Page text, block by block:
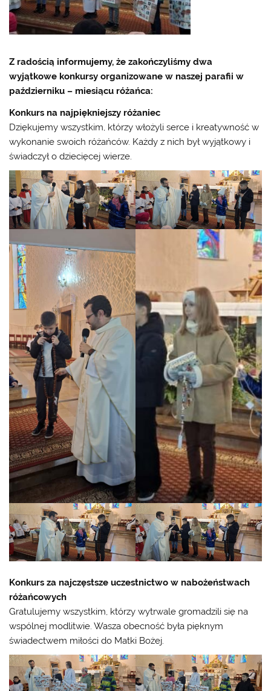
Z radością informujemy, że zakończyliśmy dwa
wyjątkowe konkursy organizowane w naszej parafii w
październiku – miesiącu różańca:
Konkurs na najpiękniejszy różaniec
Dziękujemy wszystkim, którzy włożyli serce i kreatywność w
wykonanie swoich różańców. Każdy z nich był wyjątkowy i
świadczył o dziecięcej wierze.
Konkurs za najczęstsze uczestnictwo w nabożeństwach
różańcowych
Gratulujemy wszystkim, którzy wytrwale gromadzili się na
wspólnej modlitwie. Wasza obecność była pięknym
świadectwem miłości do Matki Bożej.